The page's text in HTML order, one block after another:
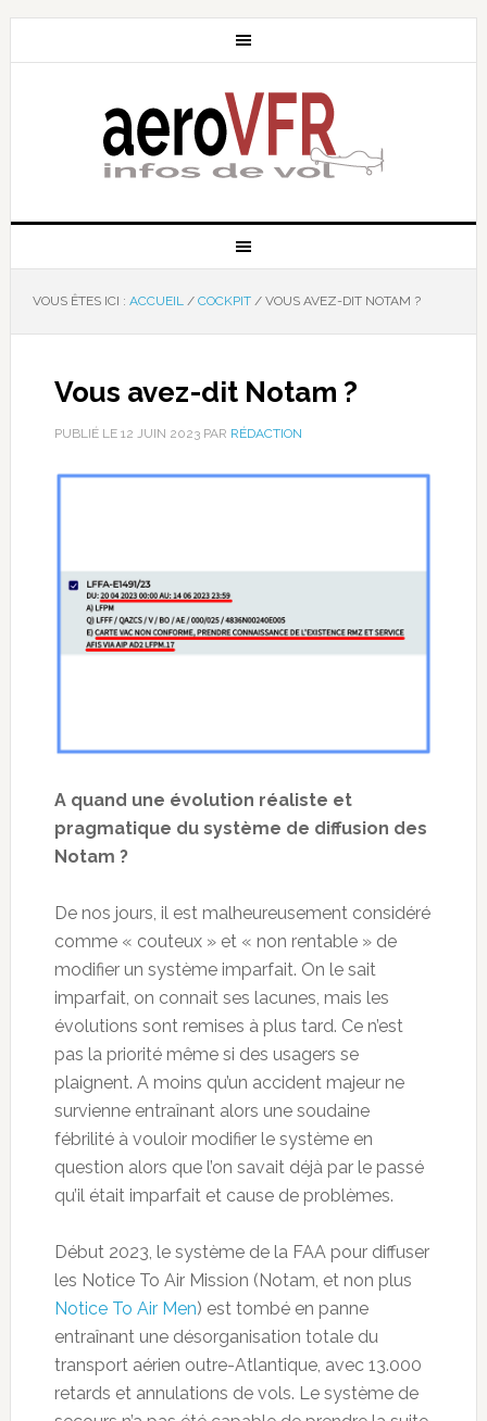
VOUS ÊTES ICI : ACCUEIL / COCKPIT /VOUS AVEZ-DIT NOTAM ?
Vous avez-dit Notam ?
PUBLIÉ LE 12 JUIN 2023PAR RÉDACTION
A quand une évolution réaliste et
pragmatique du système de diffusion des
Notam ?
De nos jours, il est malheureusement considéré
comme « couteux » et « non rentable » de
modifier un système imparfait. On le sait
imparfait, on connait ses lacunes, mais les
évolutions sont remises à plus tard. Ce n’est
pas la priorité même si des usagers se
plaignent. A moins qu’un accident majeur ne
survienne entraînant alors une soudaine
fébrilité à vouloir modifier le système en
question alors que l’on savait déjà par le passé
qu’il était imparfait et cause de problèmes.
Début 2023, le système de la FAA pour diffuser
les Notice To Air Mission (Notam, et non plus
Notice To Air Men) est tombé en panne
entraînant une désorganisation totale du
transport aérien outre-Atlantique, avec 13.000
retards et annulations de vols. Le système de